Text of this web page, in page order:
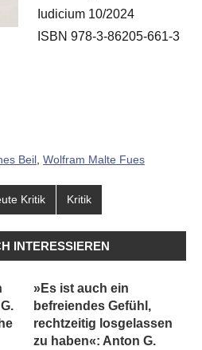
Iudicium 10/2024
ISBN 978-3-86205-661-3
Beil Wolfram Malte Fues
Kritik Kritik
INTERESSIEREN
»Es ist auch ein
befreiendes Gefühl,
rechtzeitig losgelassen
zu haben«: Anton G.